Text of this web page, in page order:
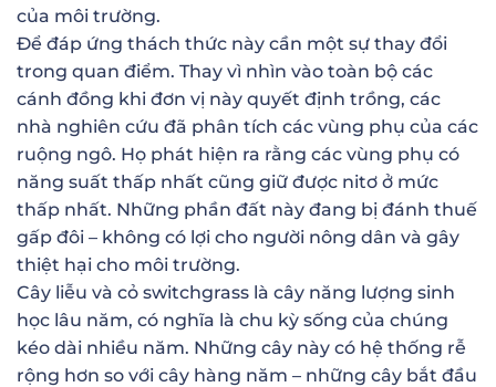
của môi trường.
Để đáp ứng thách thức này cần một sự thay đổi
trong quan điểm. Thay vì nhìn vào toàn bộ các
cánh đồng khi đơn vị này quyết định trồng, các
nhà nghiên cứu đã phân tích các vùng phụ của các
ruộng ngô. Họ phát hiện ra rằng các vùng phụ có
năng suất thấp nhất cũng giữ được nitơ ở mức
thấp nhất. Những phần đất này đang bị đánh thuế
gấp đôi – không có lợi cho người nông dân và gây
thiệt hại cho môi trường.
Cây liễu và cỏ switchgrass là cây năng lượng sinh
học lâu năm, có nghĩa là chu kỳ sống của chúng
kéo dài nhiều năm. Những cây này có hệ thống rễ
rộng hơn so với cây hàng năm – những cây bắt đầu